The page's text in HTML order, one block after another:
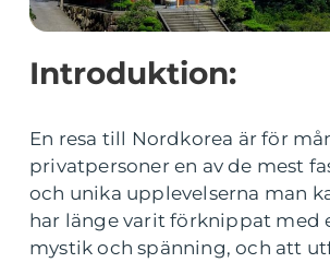
Introduktion:
En resa till Nordkorea är för
privatpersoner en av de mest
och unika upplevelserna man
har länge varit förknippat med
mystik och spänning, och att